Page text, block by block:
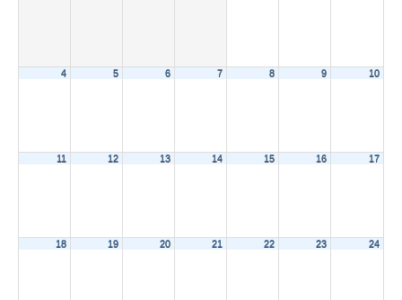
4 5 6 7 8 9 10
11 12 13 14 15 16 17
18 19 20 21 22 23 24